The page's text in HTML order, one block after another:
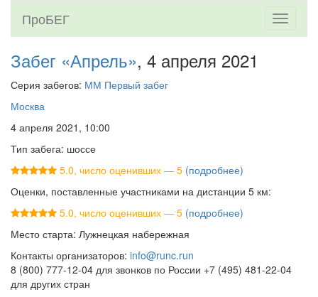
Toggle
ПроБЕГ
Забег «Апрель», 4 апреля 2021
Серия забегов: ММ Первый забег
Москва
4 апреля 2021, 10:00
Тип забега: шоссе
5.0, число оценивших — 5 (подробнее)
Оценки, поставленные участниками на дистанции 5 км:
5.0, число оценивших — 5 (подробнее)
Место старта: Лужнецкая набережная
Контакты организаторов: info@runc.run
8 (800) 777-12-04 для звонков по России +7 (495) 481-22-04
для других стран